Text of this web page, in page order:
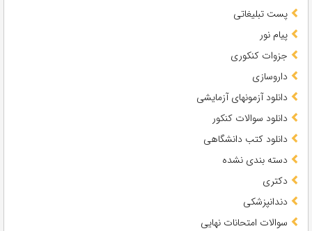
پست تبلیغاتی
پیام نور
جزوات کنکوری
داروسازی
دانلود آزمونهای آزمایشی
دانلود سوالات کنکور
دانلود کتب دانشگاهی
دسته بندی نشده
دکتری
دندانپزشکی
سوالات امتحانات نهایی